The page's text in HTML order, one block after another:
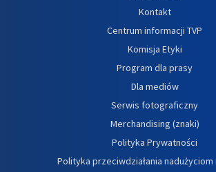
Kontakt
Centrum informacji TVP
Komisja Etyki
Program dla prasy
Dla mediów
Serwis fotograficzny
Merchandising (znaki)
Polityka Prywatności
Polityka przeciwdziałania